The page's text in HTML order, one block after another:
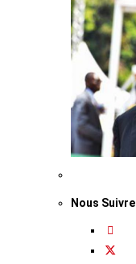
Nous Suivre